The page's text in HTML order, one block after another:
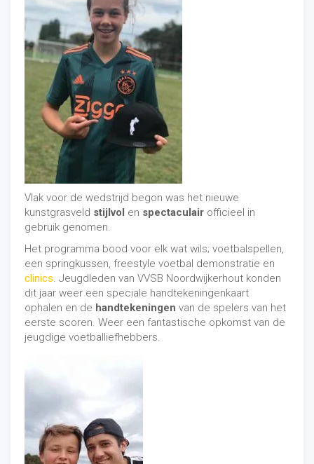
Vlak voor de wedstrijd begon was het nieuwe
kunstgrasveld stijlvol en spectaculair officieel in
gebruik genomen.
Het programma bood voor elk wat wils; voetbalspellen,
een springkussen, freestyle voetbal demonstratie en
clinics. Jeugdleden van VVSB Noordwijkerhout konden
dit jaar weer een speciale handtekeningenkaart
ophalen en de handtekeningen van de spelers van het
eerste scoren. Weer een fantastische opkomst van de
jeugdige voetballiefhebbers.